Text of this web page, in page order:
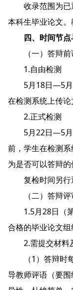
收录范围为
本科生毕业论文。
四、时间节
（一）答辩
1.自由检测
5月18日—5
在检测系统上传论
2.正式检测
5月22日—5
前，学生在检测
为是否可以答辩的
复检时间另行
（二）答辩
1.5月28日（
合格的毕业论文组
2.需提交材料
（1）答辩
导教师评语（要